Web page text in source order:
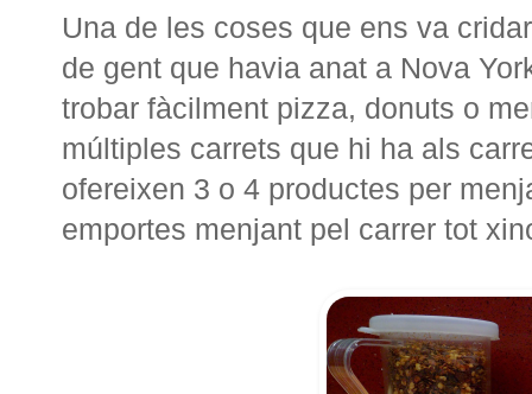
Una de les coses que ens va
de gent que havia anat a Nova
trobar fàcilment pizza, donuts o
múltiples carrets que hi ha als
ofereixen 3 o 4 productes per
emportes menjant pel carrer tot